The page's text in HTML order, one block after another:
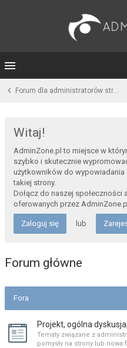
Forum dla administratorów stron WWW i developerów
Witaj!
AdminZone.pl to miejsce w
szybko i skutecznie
użytkowników do wypowiadania
takiej strony.
Dołącz do naszej społeczności
oferowanych przez AdminZone.pl
Zaloguj się lub
Forum główne
Fora
Projekt, ogólna
Tematy związane z
pomysły na strony lub